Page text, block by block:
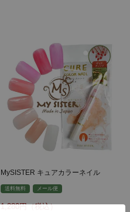
MySISTER キュアカラーネイル
送料無料 メール便
1,280